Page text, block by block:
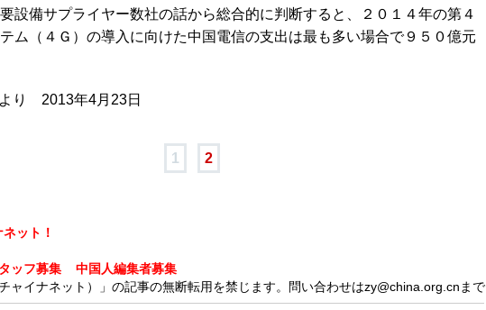
設備サプライヤー数社の話から総合的に判断すると、２０１４年の第４
ム（４Ｇ）の導入に向けた中国電信の支出は最も多い場合で９５０億元
より 2013年4月23日
1 2
ット！
ッフ募集
中国人編集者募集
ャイナネット）」の記事の無断転用を禁じます。問い合わせはzy@china.org.cnまで